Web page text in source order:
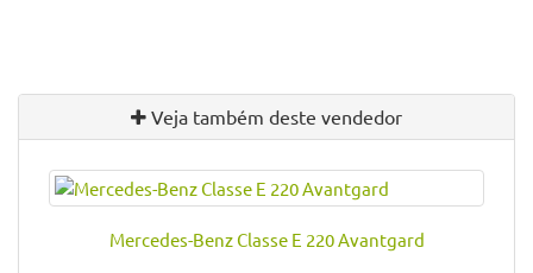
Veja também deste vendedor
Mercedes-Benz Classe E 220 Avantgard